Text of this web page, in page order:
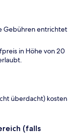
Gebühren entrichtet
in Höhe von 20
überdacht) kosten
(falls